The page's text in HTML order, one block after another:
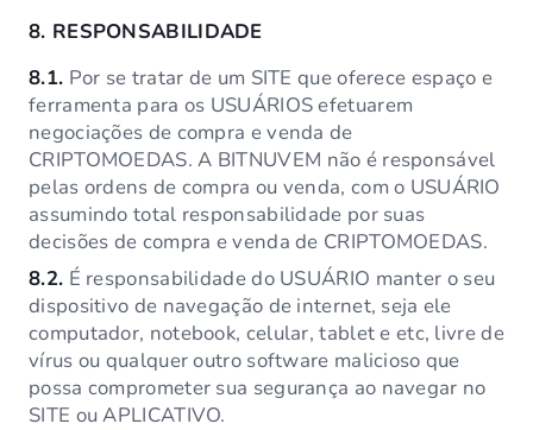
8. RESPONSABILIDADE
8.1. Por se tratar de um SITE que oferece espaço e
ferramenta para os USUÁRIOS efetuarem
negociações de compra e venda de
CRIPTOMOEDAS. A BITNUVEM não é responsável
pelas ordens de compra ou venda, com o USUÁRIO
assumindo total responsabilidade por suas
decisões de compra e venda de CRIPTOMOEDAS.
8.2. É responsabilidade do USUÁRIO manter o seu
dispositivo de navegação de internet, seja ele
computador, notebook, celular, tablet e etc, livre de
vírus ou qualquer outro software malicioso que
possa comprometer sua segurança ao navegar no
SITE ou APLICATIVO.